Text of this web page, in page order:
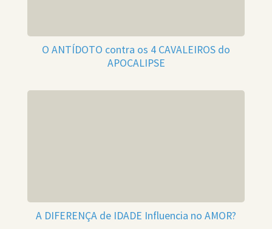
O ANTÍDOTO contra os 4 CAVALEIROS do
APOCALIPSE
A DIFERENÇA de IDADE Influencia no AMOR?